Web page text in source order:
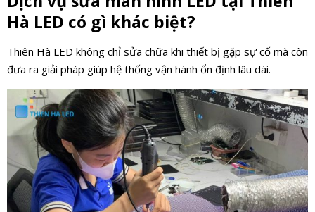
Hà LED có gì khác biệt?
Thiên Hà LED không chỉ sửa chữa khi thiết bị gặp sự cố mà còn
đưa ra giải pháp giúp hệ thống vận hành ổn định lâu dài.